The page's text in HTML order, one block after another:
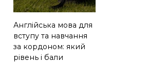
Англійська мова для
вступу та навчання
за кордоном: який
рівень і бали